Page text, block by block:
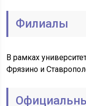
Филиалы
В рамках
Фрязино и